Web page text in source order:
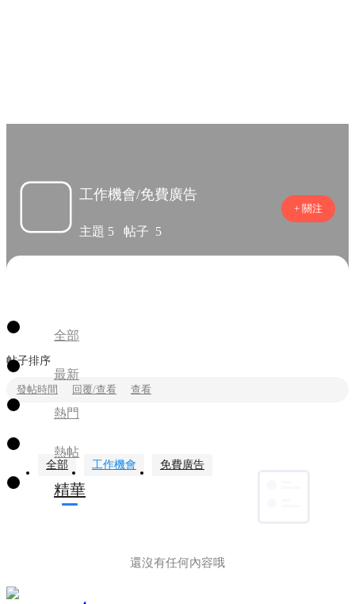
工作機會/免費廣告
主題 5 帖子 5
+ 關注
全部
最新
熱門
熱帖
精華
帖子排序
發帖時間 回覆/查看 查看
全部 工作機會 免費廣告
還沒有任何內容哦